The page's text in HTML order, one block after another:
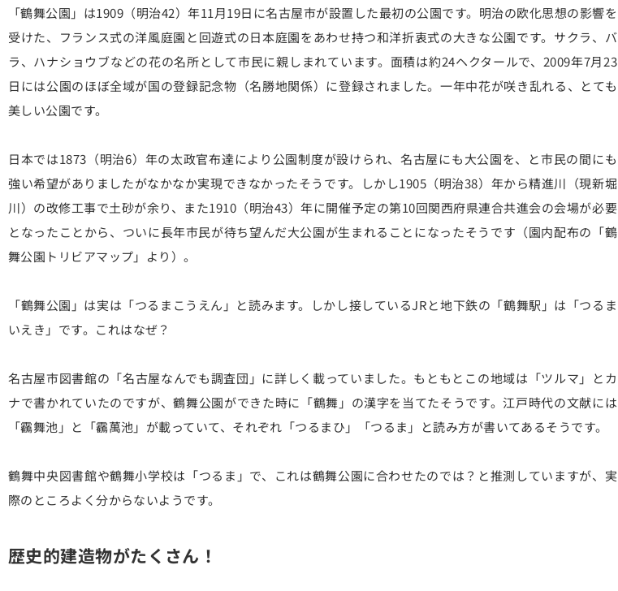
「鶴舞公園」は1909（明治42）年11月19日に名古屋市が設置した最初の公園です。明治の欧化思想の影響を
受けた、フランス式の洋風庭園と回遊式の日本庭園をあわせ持つ和洋折衷式の大きな公園です。サクラ、バ
ラ、ハナショウブなどの花の名所として市民に親しまれています。面積は約24ヘクタールで、2009年7月23
日には公園のほぼ全域が国の登録記念物（名勝地関係）に登録されました。一年中花が咲き乱れる、とても
美しい公園です。
日本では1873（明治6）年の太政官布達により公園制度が設けられ、名古屋にも大公園を、と市民の間にも
強い希望がありましたがなかなか実現できなかったそうです。しかし1905（明治38）年から精進川（現新堀
川）の改修工事で土砂が余り、また1910（明治43）年に開催予定の第10回関西府県連合共進会の会場が必要
となったことから、ついに長年市民が待ち望んだ大公園が生まれることになったそうです（園内配布の「鶴
舞公園トリビアマップ」より）。
「鶴舞公園」は実は「つるま こうえん」と読みます。しかし接しているJRと地下鉄の「鶴舞駅」は「つるま
いえき」です。これはなぜ？
名古屋市図書館の「名古屋なんでも調査団」に詳しく載っていました。もともとこの地域は「ツルマ」とカ
ナで書かれていたのですが、鶴舞公園ができた時に「鶴舞」の漢字を当てたそうです。江戸時代の文献には
「靏舞池」と「靏萬池」が載っていて、それぞれ「つるまひ」「つるま」と読み方が書いてあるそうです。
鶴舞中央図書館や鶴舞小学校は「つるま」で、これは鶴舞公園に合わせたのでは？と推測していますが、実
際のところよく分からないようです。
歴史的建造物がたくさん！